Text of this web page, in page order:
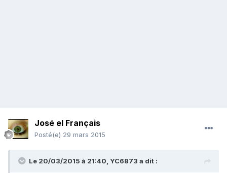
José el Français
Posté(e) 29 mars 2015
Le 20/03/2015 à 21:40, YC6873 a dit :